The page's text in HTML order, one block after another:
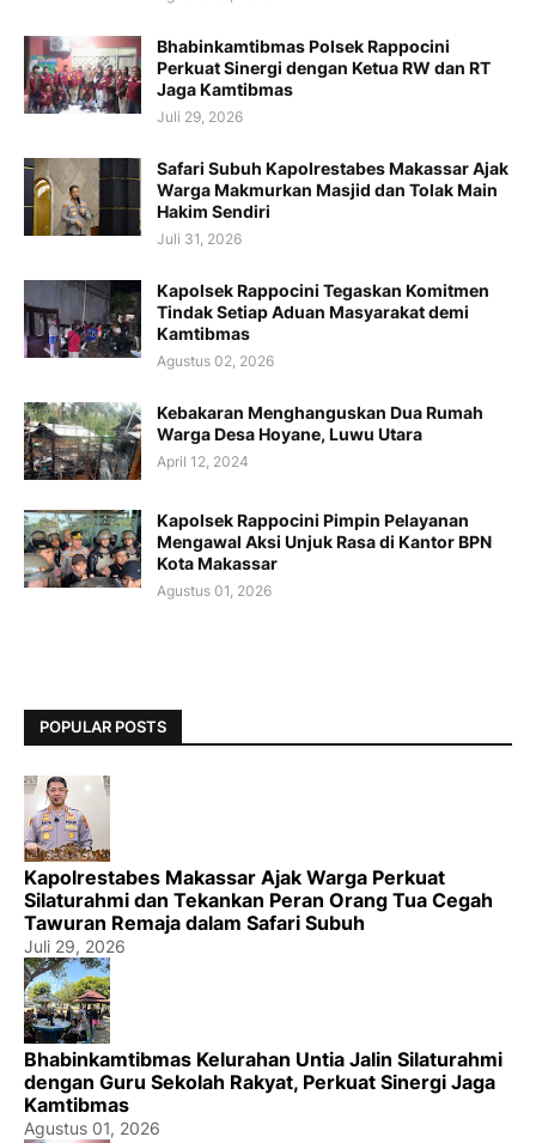
Bhabinkamtibmas Polsek Rappocini
Perkuat Sinergi dengan Ketua RW dan RT
Jaga Kamtibmas
Juli 29, 2026
Safari Subuh Kapolrestabes Makassar Ajak
Warga Makmurkan Masjid dan Tolak Main
Hakim Sendiri
Juli 31, 2026
Kapolsek Rappocini Tegaskan Komitmen
Tindak Setiap Aduan Masyarakat demi
Kamtibmas
Agustus 02, 2026
Kebakaran Menghanguskan Dua Rumah
Warga Desa Hoyane, Luwu Utara
April 12, 2024
Kapolsek Rappocini Pimpin Pelayanan
Mengawal Aksi Unjuk Rasa di Kantor BPN
Kota Makassar
Agustus 01, 2026
POPULAR POSTS
Kapolrestabes Makassar Ajak Warga Perkuat
Silaturahmi dan Tekankan Peran Orang Tua Cegah
Tawuran Remaja dalam Safari Subuh
Juli 29, 2026
Bhabinkamtibmas Kelurahan Untia Jalin Silaturahmi
dengan Guru Sekolah Rakyat, Perkuat Sinergi Jaga
Kamtibmas
Agustus 01, 2026